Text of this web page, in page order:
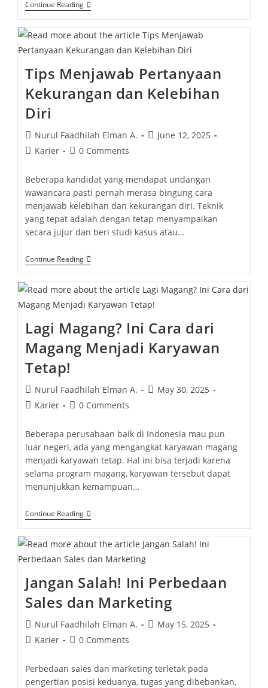
Continue Reading
Tips Menjawab Pertanyaan
Kekurangan dan Kelebihan
Diri
Nurul Faadhilah Elman A.
June 12, 2025
Karier
0 Comments
Beberapa kandidat yang mendapat undangan
wawancara pasti pernah merasa bingung cara
menjawab kelebihan dan kekurangan diri. Teknik
yang tepat adalah dengan tetap menyampaikan
secara jujur dan beri studi kasus atau…
Continue Reading
Lagi Magang? Ini Cara dari
Magang Menjadi Karyawan
Tetap!
Nurul Faadhilah Elman A.
May 30, 2025
Karier
0 Comments
Beberapa perusahaan baik di Indonesia mau pun
luar negeri, ada yang mengangkat karyawan magang
menjadi karyawan tetap. Hal ini bisa terjadi karena
selama program magang, karyawan tersebut dapat
menunjukkan kemampuan…
Continue Reading
Jangan Salah! Ini Perbedaan
Sales dan Marketing
Nurul Faadhilah Elman A.
May 15, 2025
Karier
0 Comments
Perbedaan sales dan marketing terletak pada
pengertian posisi keduanya, tugas yang dibebankan,